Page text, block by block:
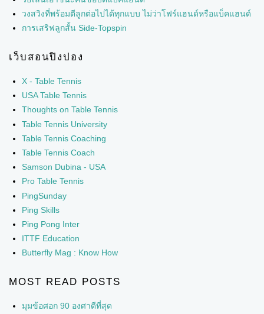
วงสวิงที่พร้อมตีลูกต่อไปได้ทุกแบบ ไม่ว่าโฟร์แฮนด์หรือแบ็คแฮนด์
การเสริฟลูกสั้น Side-Topspin
เว็บสอนปิงปอง
X - Table Tennis
USA Table Tennis
Thoughts on Table Tennis
Table Tennis University
Table Tennis Coaching
Table Tennis Coach
Samson Dubina - USA
Pro Table Tennis
PingSunday
Ping Skills
Ping Pong Inter
ITTF Education
Butterfly Mag : Know How
MOST READ POSTS
มุมข้อศอก 90 องศาดีที่สุด